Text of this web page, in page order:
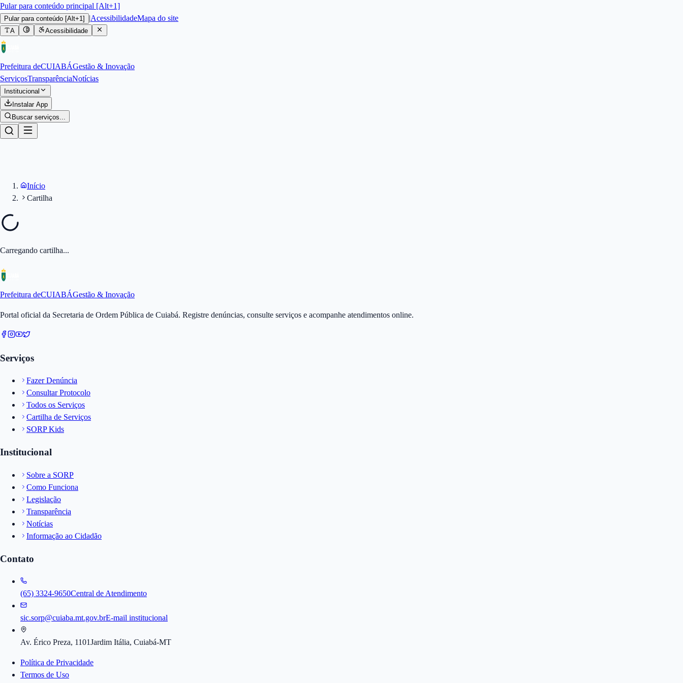
Pular para conteúdo principal [Alt+1]
Pular para conteúdo [Alt+1] |AcessibilidadeMapa do site
A Acessibilidade
Prefeitura deCUIABÁGestão & Inovação
ServiçosTransparênciaNotícias
Institucional
Instalar App
Buscar serviços...
Início
Cartilha
Carregando cartilha...
Prefeitura deCUIABÁGestão & Inovação
Portal oficial da Secretaria de Ordem Pública de Cuiabá. Registre denúncias, consulte serviços e acompanhe atendimentos online.
Serviços
Fazer Denúncia
Consultar Protocolo
Todos os Serviços
Cartilha de Serviços
SORP Kids
Institucional
Sobre a SORP
Como Funciona
Legislação
Transparência
Notícias
Informação ao Cidadão
Contato
(65) 3324-9650Central de Atendimento
sic.sorp@cuiaba.mt.gov.brE-mail institucional
Av. Érico Preza, 1101Jardim Itália, Cuiabá-MT
Política de Privacidade
Termos de Uso